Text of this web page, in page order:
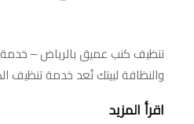
تنظيف كنب عميق بالرياض – خدمة
والنظافة لبيتك تُعد خدمة تنظيف
اقرأ المزيد